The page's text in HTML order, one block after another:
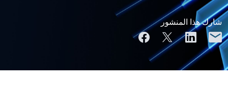
شارك هذا المنشور